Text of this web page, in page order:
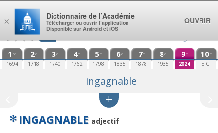
Aller au contenu
1 re
1694
2e
1718
3e
1740
4e
1762
5e
1798
6e
1835
7e
1878
8e
1935
9e
2024
10e
E.C.
ingagnable
✻ INGAGNABLE adjectif
×
Dictionnaire de l’Académie
Télécharger ou ouvrir l’application
Disponible sur Android et iOS
OUVRIR